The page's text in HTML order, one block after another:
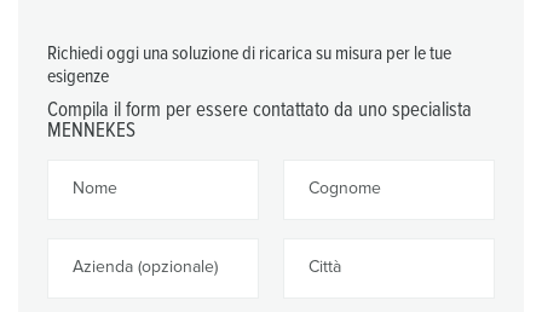
Richiedi oggi una soluzione di ricarica su misura per le tue
esigenze
Compila il form per essere contattato da uno specialista
MENNEKES
Nome Cognome
Azienda (opzionale) Città